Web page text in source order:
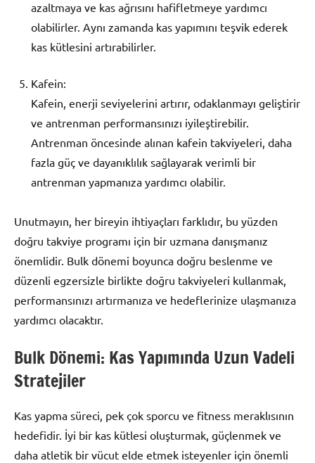
azaltmaya ve kas ağrısını hafifletmeye yardımcı
olabilirler. Aynı zamanda kas yapımını teşvik ederek
kas kütlesini artırabilirler.
Kafein:
Kafein, enerji seviyelerini artırır, odaklanmayı geliştirir
ve antrenman performansınızı iyileştirebilir.
Antrenman öncesinde alınan kafein takviyeleri, daha
fazla güç ve dayanıklılık sağlayarak verimli bir
antrenman yapmanıza yardımcı olabilir.
Unutmayın, her bireyin ihtiyaçları farklıdır, bu yüzden
doğru takviye programı için bir uzmana danışmanız
önemlidir. Bulk dönemi boyunca doğru beslenme ve
düzenli egzersizle birlikte doğru takviyeleri kullanmak,
performansınızı artırmanıza ve hedeflerinize ulaşmanıza
yardımcı olacaktır.
Bulk Dönemi: Kas Yapımında Uzun Vadeli
Stratejiler
Kas yapma süreci, pek çok sporcu ve fitness meraklısının
hedefidir. İyi bir kas kütlesi oluşturmak, güçlenmek ve
daha atletik bir vücut elde etmek isteyenler için önemli